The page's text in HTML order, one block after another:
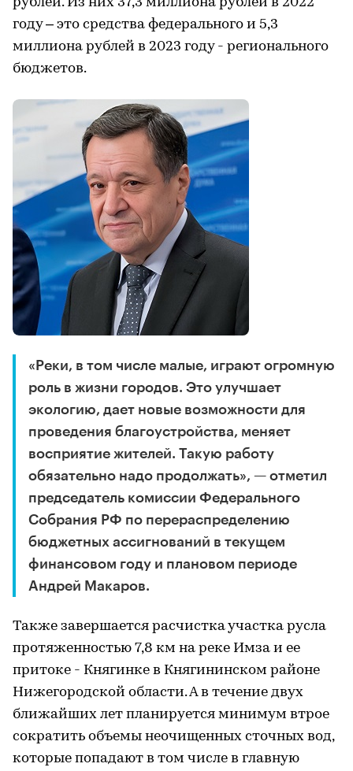
году – это средства федерального и 5,3
миллиона рублей в 2023 году - регионального
бюджетов.
«Реки, в том числе малые, играют огромную
роль в жизни городов. Это улучшает
экологию, дает новые возможности для
проведения благоустройства, меняет
восприятие жителей. Такую работу
обязательно надо продолжать», — отметил
председатель комиссии Федерального
Собрания РФ по перераспределению
бюджетных ассигнований в текущем
финансовом году и плановом периоде
Андрей Макаров.
Также завершается расчистка участка русла
протяженностью 7,8 км на реке Имза и ее
притоке - Княгинке в Княгининском районе
Нижегородской области. А в течение двух
ближайших лет планируется минимум втрое
сократить объемы неочищенных сточных вод,
которые попадают в том числе в главную